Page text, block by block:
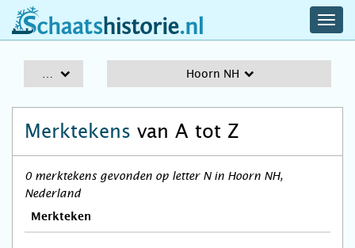
schaatshistorie.nl
Hoorn NH
Merktekens van A tot Z
0 merktekens gevonden op letter N in Hoorn NH,
Nederland
Merkteken